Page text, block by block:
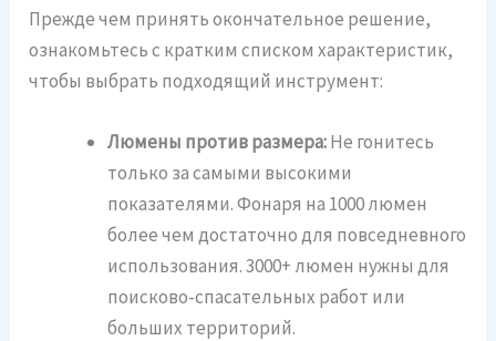
Прежде чем принять окончательное решение,
ознакомьтесь с кратким списком характеристик,
чтобы выбрать подходящий инструмент:
Люмены против размера:Не гонитесь
только за самыми высокими
показателями. Фонаря на 1000 люмен
более чем достаточно для повседневного
использования. 3000+ люмен нужны для
поисково-спасательных работ или
больших территорий.